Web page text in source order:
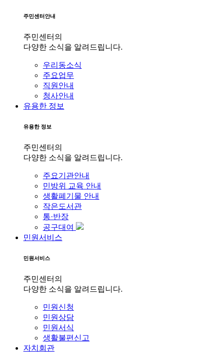
주민센터안내
주민센터의
다양한 소식을 알려드립니다.
우리동소식
주요업무
직원안내
청사안내
유용한 정보
유용한 정보
주민센터의
다양한 소식을 알려드립니다.
주요기관안내
민방위 교육 안내
생활폐기물 안내
작은도서관
통·반장
공구대여
민원서비스
민원서비스
주민센터의
다양한 소식을 알려드립니다.
민원신청
민원상담
민원서식
생활불편신고
자치회관